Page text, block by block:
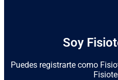
Soy
Puedes registrarte como